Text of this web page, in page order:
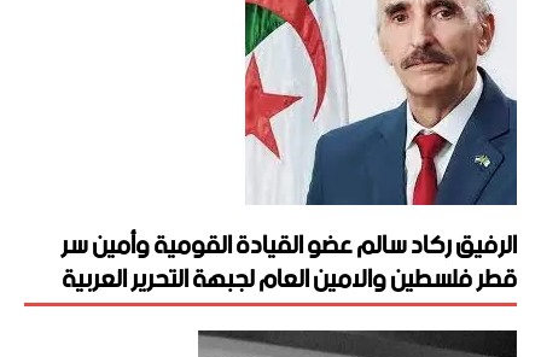
الرفيق ركاد سالم عضو القيادة القومية وأمين سر
قطر فلسطين والامين العام لجبهة التحرير العربية